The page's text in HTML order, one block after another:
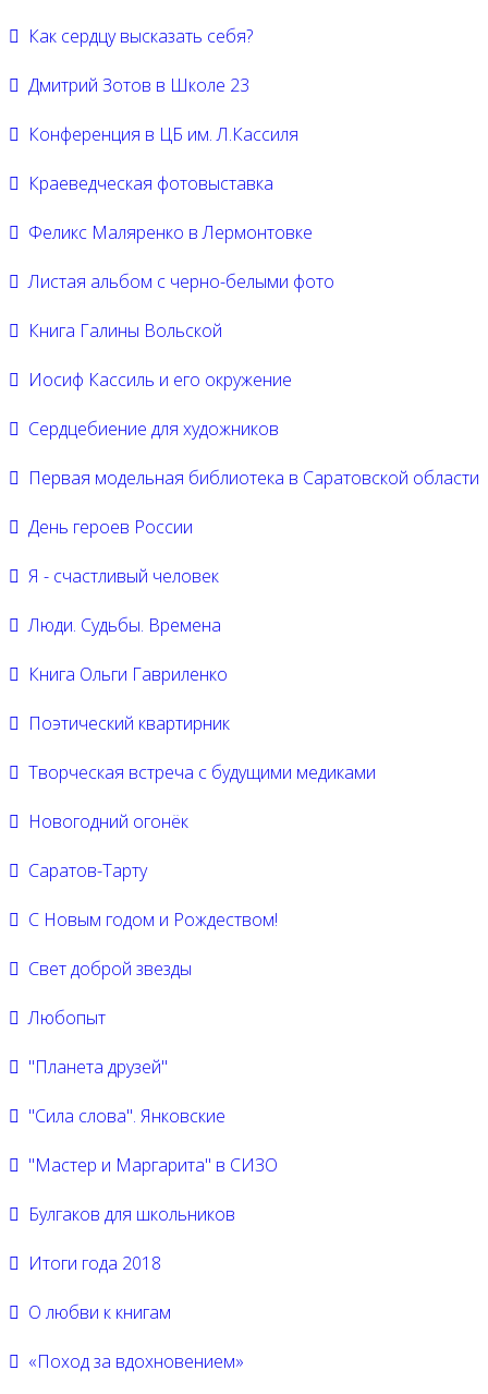
Как сердцу высказать себя?
Дмитрий Зотов в Школе 23
Конференция в ЦБ им. Л.Кассиля
Краеведческая фотовыставка
Феликс Маляренко в Лермонтовке
Листая альбом с черно-белыми фото
Книга Галины Вольской
Иосиф Кассиль и его окружение
Сердцебиение для художников
Первая модельная библиотека в Саратовской области
День героев России
Я - счастливый человек
Люди. Судьбы. Времена
Книга Ольги Гавриленко
Поэтический квартирник
Творческая встреча с будущими медиками
Новогодний огонёк
Саратов-Тарту
С Новым годом и Рождеством!
Свет доброй звезды
Любопыт
"Планета друзей"
"Сила слова". Янковские
"Мастер и Маргарита" в СИЗО
Булгаков для школьников
Итоги года 2018
О любви к книгам
«Поход за вдохновением»